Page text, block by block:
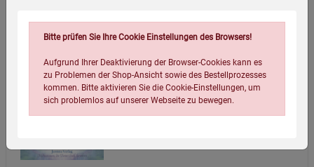
Lösung von Fremdenergien
18,20 €
Bitte prüfen Sie Ihre Cookie Einstellungen des Browsers!
Aufgrund Ihrer Deaktivierung der Browser-Cookies kann es
zu Problemen der Shop-Ansicht sowie des Bestellprozesses
kommen. Bitte aktivieren Sie die Cookie-Einstellungen, um
sich problemlos auf unserer Webseite zu bewegen.